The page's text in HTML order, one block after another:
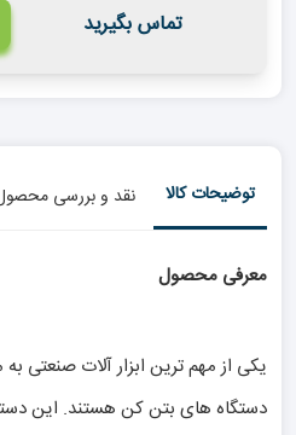
تماس بگیرید
توضیحات کالا نقد و بررسی
معرفی محصول
یکی از مهم ترین ابزار آلات صنعتی
دستگاه های بتن کن هستند. این